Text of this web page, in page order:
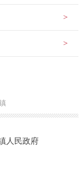
人民政府